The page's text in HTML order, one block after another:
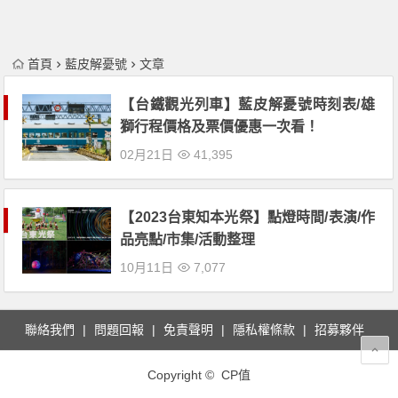
首頁 藍皮解憂號 文章
【台鐵觀光列車】藍皮解憂號時刻表/雄
獅行程價格及票價優惠一次看！
02月21日 41,395
【2023台東知本光祭】點燈時間/表演/作
品亮點/市集/活動整理
10月11日 7,077
聯絡我們 問題回報 免責聲明 隱私權條款 招募夥伴
Copyright © CP值